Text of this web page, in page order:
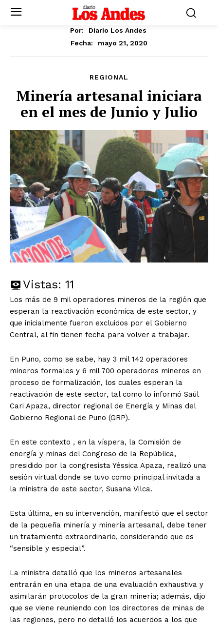
Por:
Diario Los Andes
Fecha:
mayo 21, 2020
REGIONAL
Minería artesanal iniciara
en el mes de Junio y Julio
Vistas: 11
Los más de 9 mil operadores mineros de la región que
esperan la reactivación económica de este sector, y
que inicialmente fueron excluidos por el Gobierno
Central, al fin tienen fecha para volver a trabajar.
En Puno, como se sabe, hay 3 mil 142 operadores
mineros formales y 6 mil 700 operadores mineros en
proceso de formalización, los cuales esperan la
reactivación de este sector, tal como lo informó Saúl
Cari Apaza, director regional de Energía y Minas del
Gobierno Regional de Puno (GRP).
En este contexto , en la víspera, la Comisión de
energía y minas del Congreso de la República,
presidido por la congresista Yéssica Apaza, realizó una
sesión virtual donde se tuvo como principal invitada a
la ministra de este sector, Susana Vilca.
Esta última, en su intervención, manifestó que el sector
de la pequeña minería y minería artesanal, debe tener
un tratamiento extraordinario, considerando que es
“sensible y especial”.
La ministra detalló que los mineros artesanales
entrarán en una etapa de una evaluación exhaustiva y
asimilarán protocolos de la gran minería; además, dijo
que se viene reuniendo con los directores de minas de
las regiones, pero no detalló los acuerdos a los que